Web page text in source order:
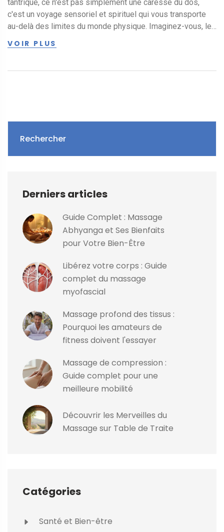
tantrique, ce n'est pas simplement une caresse du dos,
c'est un voyage sensoriel et spirituel qui vous transporte
au-delà des limites du monde physique. Imaginez-vous, les
sensations, chaque mouvement éveillant une énergie
ode à la vie, un ballet subtil qui réveille le divin en nous. Ah,
est prêt pour un voyage tantrique ?
VOIR PLUS
Rechercher
Derniers articles
Guide Complet : Massage
Abhyanga et Ses Bienfaits
pour Votre Bien-Être
Libérez votre corps : Guide
complet du massage
myofascial
Massage profond des tissus :
Pourquoi les amateurs de
fitness doivent l'essayer
Massage de compression :
Guide complet pour une
meilleure mobilité
Découvrir les Merveilles du
Massage sur Table de Traite
Catégories
Santé et Bien-être